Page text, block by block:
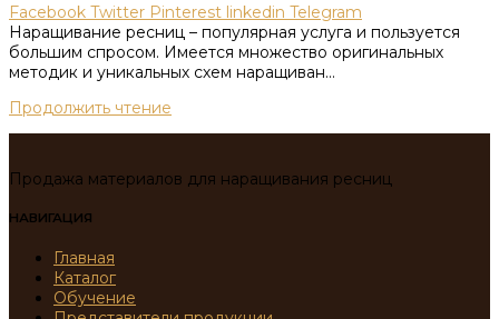
Facebook Twitter Pinterest linkedin Telegram
Наращивание ресниц – популярная услуга и пользуется
большим спросом. Имеется множество оригинальных
методик и уникальных схем наращиван...
Продолжить чтение
Продажа материалов для наращивания ресниц
НАВИГАЦИЯ
Главная
Каталог
Обучение